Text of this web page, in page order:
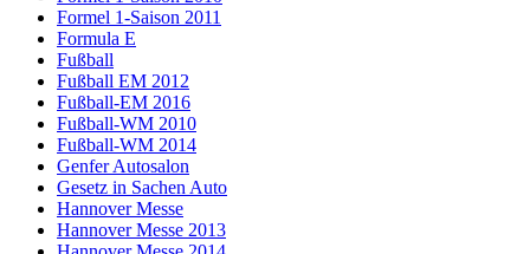
Formel 1-Saison 2011
Formula E
Fußball
Fußball EM 2012
Fußball-EM 2016
Fußball-WM 2010
Fußball-WM 2014
Genfer Autosalon
Gesetz in Sachen Auto
Hannover Messe
Hannover Messe 2013